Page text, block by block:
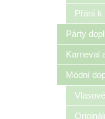
Přání k
Párty
Karneval
Módní